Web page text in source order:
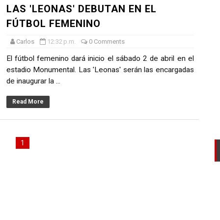
DEL RONEX 2025 SERÁ ESTE 30 DE NOVIEMBRE
la Primavera del Rally Mobil Perú
PRIMER GOLPE Y SUEÑA CON EL ASCENSO
Y NUEVO RÉCORD NACIONAL
MONTES, CASTRO Y RODRÍGUEZ SE IMPONEN EN LA
LAS 'LEONAS' DEBUTAN EN EL
FÚTBOL FEMENINO
Carlos 12:32 p.m. 0 Comments
El fútbol femenino dará inicio el sábado 2 de abril en el
estadio Monumental. Las 'Leonas' serán las encargadas
de inaugurar la ...
Read More
1